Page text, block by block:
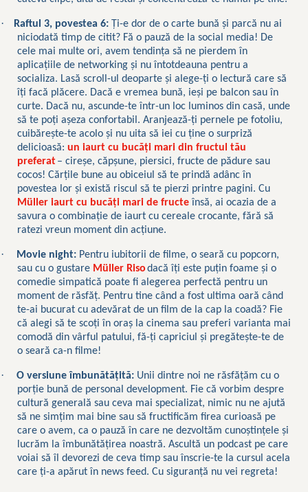
· Raftul 3, povestea 6: Ți-e dor de o carte bună și parcă nu ai
niciodată timp de citit? Fă o pauză de la social media! De
cele mai multe ori, avem tendința să ne pierdem în
aplicațiile de networking și nu întotdeauna pentru a
socializa. Lasă scroll-ul deoparte și alege-ți o lectură care să
îți facă plăcere. Dacă e vremea bună, ieși pe balcon sau în
curte. Dacă nu, ascunde-te într-un loc luminos din casă, unde
să te poți așeza confortabil. Aranjează-ți pernele pe fotoliu,
cuibărește-te acolo și nu uita să iei cu ține o surpriză
delicioasă: un iaurt cu bucăți mari din fructul tău
preferat– cireșe, căpșune, piersici, fructe de pădure sau
cocos! Cărțile bune au obiceiul să te prindă adânc în
povestea lor și există riscul să te pierzi printre pagini. Cu
Mü ller iaurt cu bucăți mari de fructeînsă, ai ocazia de a
savura o combinație de iaurt cu cereale crocante, fără să
ratezi vreun moment din acțiune.
· Movie night: Pentru iubitorii de filme, o seară cu popcorn,
sau cu o gustare Mü ller Risodacă îți este puțin foame și o
comedie simpatică poate fi alegerea perfectă pentru un
moment de răsfăț. Pentru tine când a fost ultima oară când
te-ai bucurat cu adevărat de un film de la cap la coadă? Fie
că alegi să te scoți în oraș la cinema sau preferi varianta mai
comodă din vârful patului, fă-ți capriciul și pregătește-te de
o seară ca-n filme!
· O versiune îmbunătățită: Unii dintre noi ne răsfățăm cu o
porție bună de personal development. Fie că vorbim despre
cultură generală sau ceva mai specializat, nimic nu ne ajută
să ne simțim mai bine sau să fructificăm firea curioasă pe
care o avem, ca o pauză în care ne dezvoltăm cunoștințele și
lucrăm la îmbunătățirea noastră. Ascultă un podcast pe care
voiai să îl devorezi de ceva timp sau înscrie-te la cursul acela
care ți-a apărut în news feed. Cu siguranță nu vei regreta!